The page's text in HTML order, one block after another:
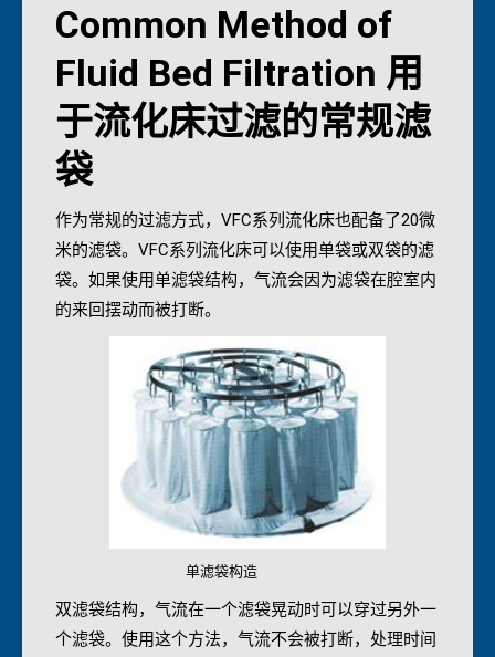
Common Method of
Fluid Bed Filtration 用
于流化床过滤的常规滤
袋
作为常规的过滤方式，VFC系列流化床也配备了20微
米的滤袋。VFC系列流化床可以使用单袋或双袋的滤
袋。如果使用单滤袋结构，气流会因为滤袋在腔室内
的来回摆动而被打断。
单滤袋构造
双滤袋结构，气流在一个滤袋晃动时可以穿过另外一
个滤袋。使用这个方法，气流不会被打断，处理时间